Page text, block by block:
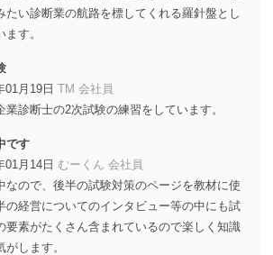
識別と認証
装備されているユーザー制御機能（ユ
取り扱う情報システムを使用する従業
認証しています。
を取り扱う機器等のオペレーティング
最新の状態に保持しています。
タを取り扱う機器等にセキュリティ対策
ア等を導入し、自動更新 機能等の活用
れを最新状態としています。
の使用に伴う漏洩等の防止
たい診断業の航路を標してくれる羅針盤とし
す。
01月19日 TM 会社員
診断士の2次試験の練習をしています。
です
01月14日 むーくん 会社員
なので、後半の試験対策のページを教材に使
の経営についてのインタビュー等の中にも試
要素がたくさん含まれているので楽しく知識
します。